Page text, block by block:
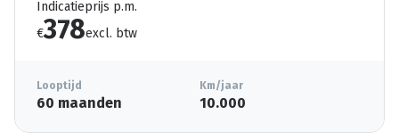
Indicatieprijs p.m.
€378excl. btw
Looptijd
60 maanden
Km/jaar
10.000